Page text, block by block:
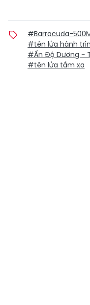
#Barracuda-
#tên lửa hành
#Ấn Độ Dương -
#tên lửa tầm xa